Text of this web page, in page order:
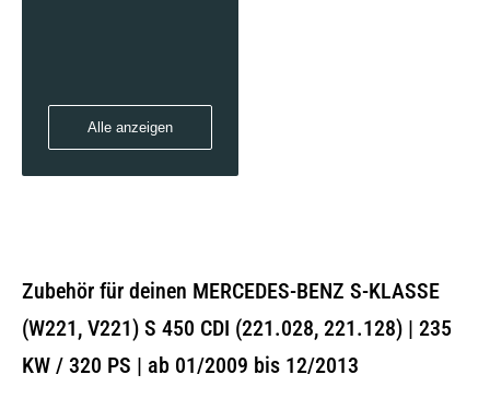
Alle anzeigen
Zubehör für deinen MERCEDES-BENZ S-KLASSE
(W221, V221) S 450 CDI (221.028, 221.128) | 235
KW / 320 PS | ab 01/2009 bis 12/2013